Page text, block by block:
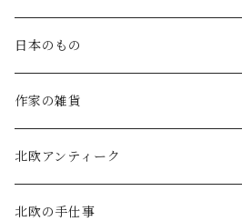
atelier naruse
atelier naruse (ﾌｫｰﾏﾙ)
MAGALI
Gauze#
矢島操(器)
小鹿田焼の器
中川紀夫(器)
斉藤幸代（器）
日本のもの
コーヒーの道具
鳥越の竹細工(岩手)
わら細工たくぼ(宮崎)
作家の雑貨
habotan
幸生窯
北欧アンティーク
ARABIA・iittala
北欧の手仕事